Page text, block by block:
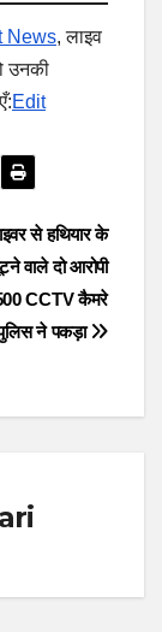
News, लाइव
उनकी
Edit
से हथियार के
वाले दो आरोपी
CCTV कैमरे
ने पकड़ा